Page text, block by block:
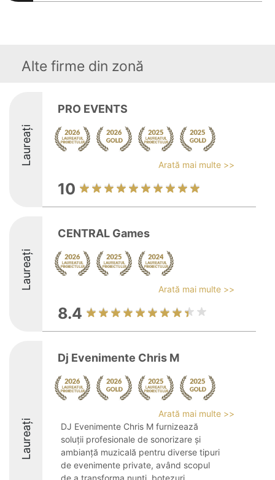
Alte firme din zonă
Laureați
PRO EVENTS
Arată mai multe >>
10
Laureați
CENTRAL Games
Arată mai multe >>
8.4
Laureați
Dj Evenimente Chris M
Arată mai multe >>
DJ Evenimente Chris M furnizează
soluții profesionale de sonorizare și
ambianță muzicală pentru diverse tipuri
de evenimente private, având scopul
de a transforma nunți, botezuri,